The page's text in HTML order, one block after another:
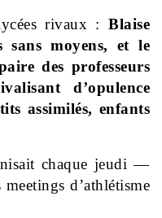
rivaux : Blaise
sans moyens, et le
des professeurs
d’opulence
assimilés, enfants
chaque jeudi —
d’athlétisme